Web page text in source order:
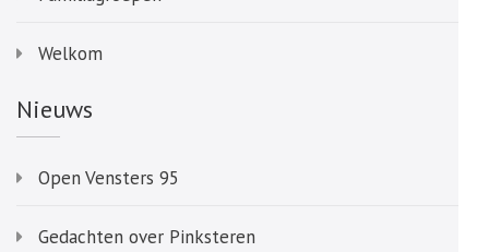
Welkom
Nieuws
Open Vensters 95
Gedachten over Pinksteren